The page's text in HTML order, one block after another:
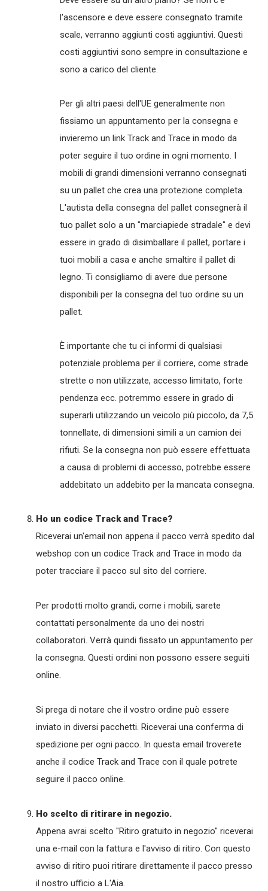
l'ascensore e deve essere consegnato tramite
scale, verranno aggiunti costi aggiuntivi. Questi
costi aggiuntivi sono sempre in consultazione e
sono a carico del cliente.
Per gli altri paesi dell'UE generalmente non
fissiamo un appuntamento per la consegna e
invieremo un link Track and Trace in modo da
poter seguire il tuo ordine in ogni momento. I
mobili di grandi dimensioni verranno consegnati
su un pallet che crea una protezione completa.
L'autista della consegna del pallet consegnerà il
tuo pallet solo a un "marciapiede stradale" e devi
essere in grado di disimballare il pallet, portare i
tuoi mobili a casa e anche smaltire il pallet di
legno. Ti consigliamo di avere due persone
disponibili per la consegna del tuo ordine su un
pallet.
È importante che tu ci informi di qualsiasi
potenziale problema per il corriere, come strade
strette o non utilizzate, accesso limitato, forte
pendenza ecc. potremmo essere in grado di
superarli utilizzando un veicolo più piccolo, da 7,5
tonnellate, di dimensioni simili a un camion dei
rifiuti. Se la consegna non può essere effettuata
a causa di problemi di accesso, potrebbe essere
addebitato un addebito per la mancata consegna.
Ho un codice Track and Trace?
Riceverai un'email non appena il pacco verrà spedito dal
webshop con un codice Track and Trace in modo da
poter tracciare il pacco sul sito del corriere.
Per prodotti molto grandi, come i mobili, sarete
contattati personalmente da uno dei nostri
collaboratori. Verrà quindi fissato un appuntamento per
la consegna. Questi ordini non possono essere seguiti
online.
Si prega di notare che il vostro ordine può essere
inviato in diversi pacchetti. Riceverai una conferma di
spedizione per ogni pacco. In questa email troverete
anche il codice Track and Trace con il quale potrete
seguire il pacco online.
Ho scelto di ritirare in negozio.
Appena avrai scelto "Ritiro gratuito in negozio" riceverai
una e-mail con la fattura e l'avviso di ritiro. Con questo
avviso di ritiro puoi ritirare direttamente il pacco presso
il nostro ufficio a L'Aia.